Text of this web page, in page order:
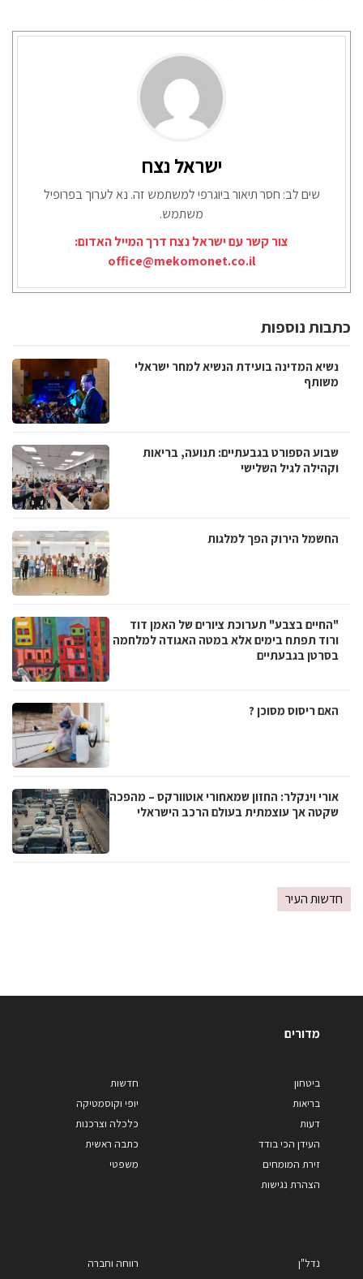
ישראל נצח
שים לב: חסר תיאור ביוגרפי למשתמש זה. נא לערוך בפרופיל
משתמש.
צור קשר עם ישראל נצח דרך המייל האדום:
office@mekomonet.co.il
כתבות נוספות
נשיא המדינה בועידת הנשיא למחר ישראלי
משותף
שבוע הספורט בגבעתיים: תנועה, בריאות
וקהילה לגיל השלישי
החשמל הירוק הפך למלגות
"החיים בצבע" תערוכת ציורים של האמן דוד
ורוד תפתח בימים אלא במטה האגודה למלחמה
בסרטן בגבעתיים
האם ריסוס מסוכן ?
אורי וינקלר: החזון שמאחורי אוטוורקס – מהפכה
שקטה אך עוצמתית בעולם הרכב הישראלי
חדשות העיר
מדורים
ביטחון
בריאות
דעות
העידן הכי בודד
זירת המומחים
הצהרת נגישות
חדשות
יופי וקוסמטיקה
כלכלה וצרכנות
כתבה ראשית
משפטי
נדל"ן
רווחה וחברה